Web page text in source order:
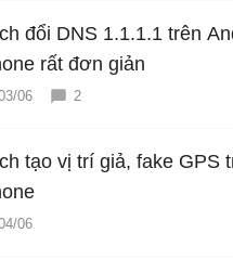
đổi DNS 1.1.1.1 trên
rất đơn giản
06 2
tạo vị trí giả, fake GPS
06